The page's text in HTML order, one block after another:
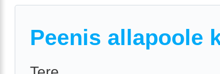
Peenis allapoole